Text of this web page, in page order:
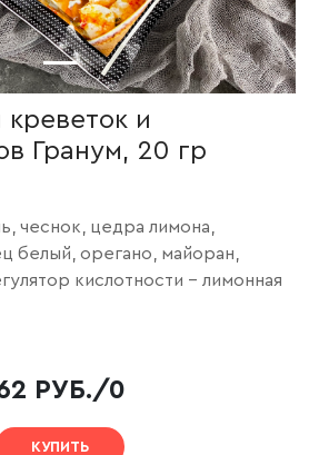
и
Гранум, 20 гр
чеснок, цедра лимона,
белый, орегано, майоран,
кислотности - лимонная
РУБ./0
КУПИТЬ